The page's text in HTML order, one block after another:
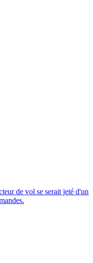
de vol se serait jeté d'un